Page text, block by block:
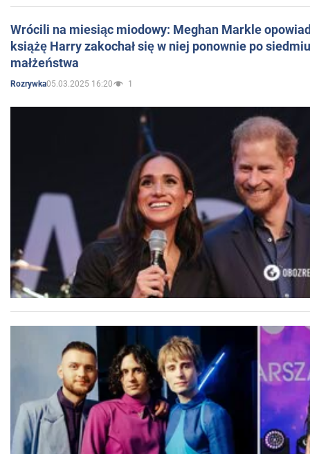
Wrócili na miesiąc miodowy: Meghan Markle
książę Harry zakochał się w niej ponownie po
małżeństwa
Rozrywka05.03.2025 16:20 1